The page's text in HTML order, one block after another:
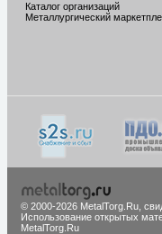
Каталог организаций
Металлургический
© 2000-2026 MetalTorg.Ru,
Использование открытых
MetalTorg.Ru